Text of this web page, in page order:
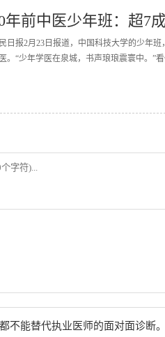
年前中医少年班：超7
日报2月23日报道，中国科技大学的少年
。“少年学医在泉城，书声琅琅震寰中。”
不能替代执业医师的面对面诊断